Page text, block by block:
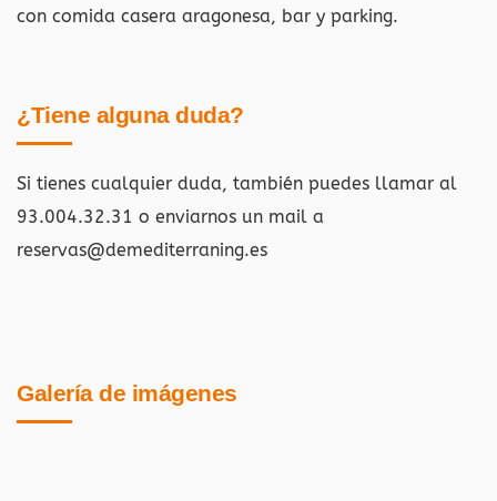
con comida casera aragonesa, bar y parking.
¿Tiene alguna duda?
Si tienes cualquier duda, también puedes llamar al
93.004.32.31 o enviarnos un mail a
reservas@demediterraning.es
Galería de imágenes